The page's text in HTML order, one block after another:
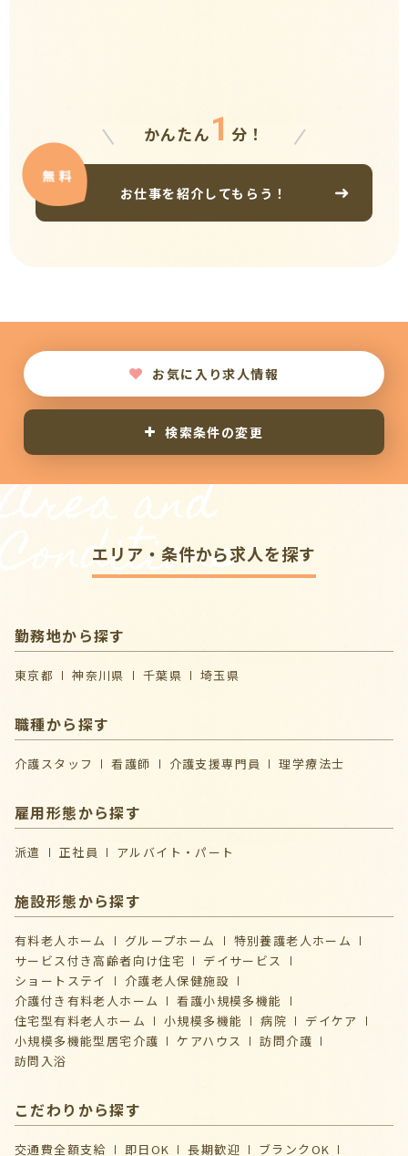
かんたん 1 分！
お仕事を紹介してもらう！
お気に入り求人情報
検索条件の変更
Area and
Conditions
エリア・条件から求人を探す
勤務地から探す
東京都 神奈川県 千葉県 埼玉県
職種から探す
介護スタッフ 看護師 介護支援専門員 理学療法士
雇用形態から探す
派遣 正社員 アルバイト・パート
施設形態から探す
有料老人ホーム グループホーム
特別養護老人ホーム
サービス付き高齢者向け住宅
デイサービス
ショートステイ
介護⽼⼈保健施設
介護付き有料老人ホーム
看護小規模多機能
住宅型有料老人ホーム
小規模多機能 病院
デイケア
⼩規模多機能型居宅介護
ケアハウス
訪問介護
訪問入浴
こだわりから探す
交通費全額支給 即日OK 長期歓迎
ブランクOK